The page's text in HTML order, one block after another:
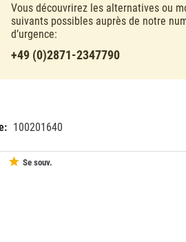
Vous découvrirez les alternatives ou
suivants possibles auprès de notre
d’urgence:
+49 (0)2871-2347790
100201640
Se souv.